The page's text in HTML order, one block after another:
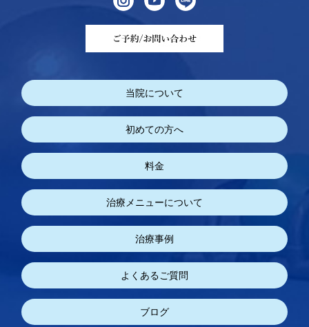
当院について
初めての方へ
料金
治療メニューについて
治療事例
よくあるご質問
ブログ